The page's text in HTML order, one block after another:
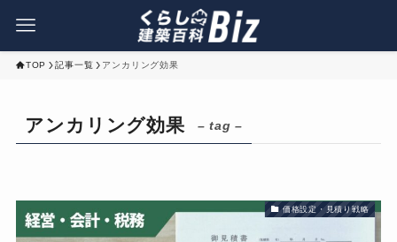
TOP 記事一覧 アンカリング効果
アンカリング効果 – tag –
価格設定・見積り戦略